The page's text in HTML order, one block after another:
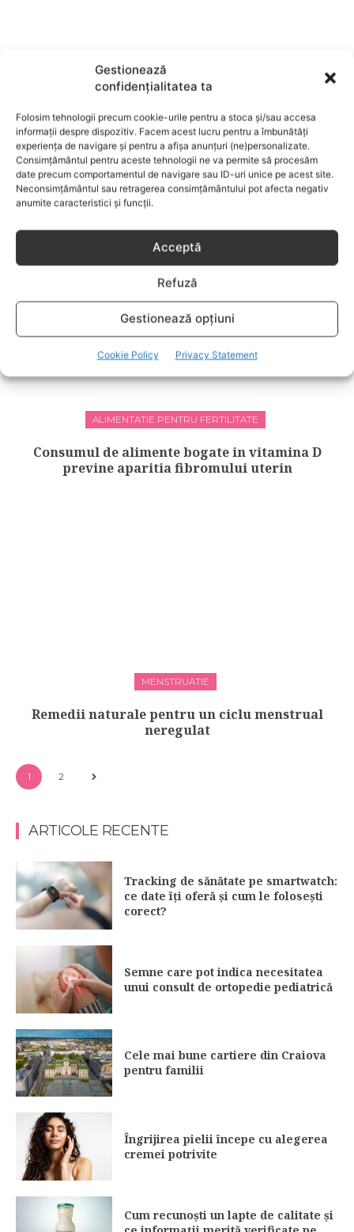
Gestionează
confidențialitatea ta
Folosim tehnologii precum cookie-urile pentru a stoca și/sau accesa
informații despre dispozitiv. Facem acest lucru pentru a îmbunătăți
experiența de navigare și pentru a afișa anunțuri (ne)personalizate.
Consimțământul pentru aceste tehnologii ne va permite să procesăm
date precum comportamentul de navigare sau ID-uri unice pe acest site.
Neconsimțământul sau retragerea consimțământului pot afecta negativ
anumite caracteristici și funcții.
Acceptă
Refuză
Gestionează opțiuni
Cookie Policy Privacy Statement
SANATATEA MAMEI
Cum tratam anexita fara antibiotice?
ALIMENTATIE PENTRU FERTILITATE
Consumul de alimente bogate in vitamina D
previne aparitia fibromului uterin
MENSTRUATIE
Remedii naturale pentru un ciclu menstrual
neregulat
1 2
ARTICOLE RECENTE
Tracking de sănătate pe smartwatch:
ce date îți oferă și cum le folosești
corect?
Semne care pot indica necesitatea
unui consult de ortopedie pediatrică
Cele mai bune cartiere din Craiova
pentru familii
Îngrijirea pielii începe cu alegerea
cremei potrivite
Cum recunoști un lapte de calitate și